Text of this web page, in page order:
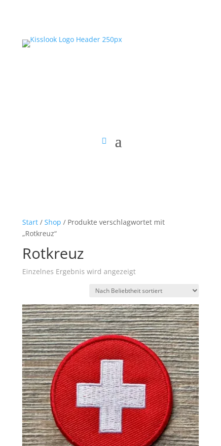
Start/ Shop / Produkte verschlagwortet mit
„Rotkreuz“
Rotkreuz
Einzelnes Ergebnis wird angezeigt